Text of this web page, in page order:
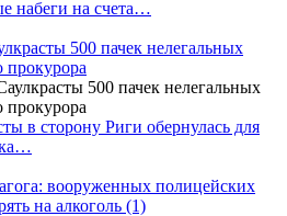
набеги на счета…
500 пачек нелегальных
прокурора
в сторону Риги обернулась для
вооруженных полицейских
на алкоголь (1)